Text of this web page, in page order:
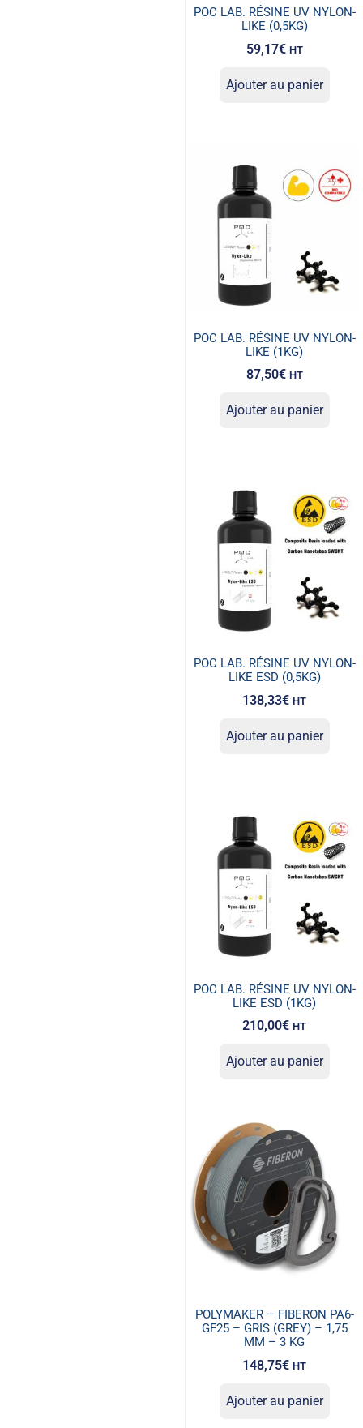
POC LAB. RÉSINE UV NYLON-
LIKE (0,5KG)
59,17€ HT
Ajouter au panier
POC LAB. RÉSINE UV NYLON-
LIKE (1KG)
87,50€ HT
Ajouter au panier
POC LAB. RÉSINE UV NYLON-
LIKE ESD (0,5KG)
138,33€ HT
Ajouter au panier
POC LAB. RÉSINE UV NYLON-
LIKE ESD (1KG)
210,00€ HT
Ajouter au panier
POLYMAKER – FIBERON PA6-
GF25 – GRIS (GREY) – 1,75
MM – 3 KG
148,75€ HT
Ajouter au panier